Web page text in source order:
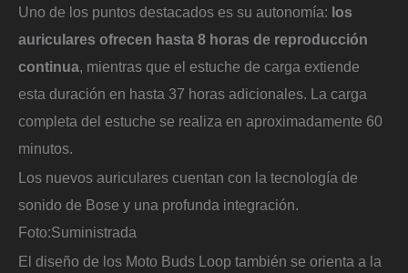
Uno de los puntos destacados es su autonomía: los
auriculares ofrecen hasta 8 horas de reproducción
continua, mientras que el estuche de carga extiende
esta duración en hasta 37 horas adicionales. La carga
completa del estuche se realiza en aproximadamente 60
minutos.
Los nuevos auriculares cuentan con la tecnología de
sonido de Bose y una profunda integración.
Foto:Suministrada
El diseño de los Moto Buds Loop también se orienta a la